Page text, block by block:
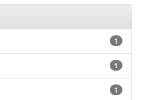
1
1
1